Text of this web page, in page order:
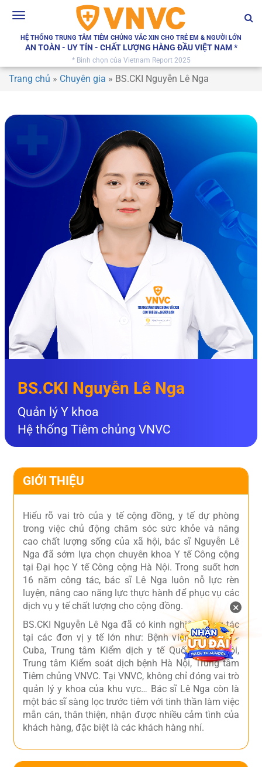
Toggle
HỆ THỐNG TRUNG TÂM TIÊM CHỦNG VẮC XIN CHO TRẺ EM & NGƯỜI LỚN
AN TOÀN - UY TÍN - CHẤT LƯỢNG HÀNG ĐẦU VIỆT NAM *
* Bình chọn của Vietnam Report 2025
Trang chủ » Chuyên gia » BS.CKI Nguyễn Lê Nga
BS.CKI Nguyễn Lê Nga
Quản lý Y khoa
Hệ thống Tiêm chủng VNVC
GIỚI THIỆU
Hiểu rõ vai trò của y tế cộng đồng, y tế dự phòng
trong việc chủ động chăm sóc sức khỏe và nâng
cao chất lượng sống của xã hội, bác sĩ Nguyễn Lê
Nga đã sớm lựa chọn chuyên khoa Y tế Công cộng
tại Đại học Y tế Công cộng Hà Nội. Trong suốt hơn
16 năm công tác, bác sĩ Lê Nga luôn nỗ lực rèn
luyện, nâng cao năng lực thực hành để phục vụ các
dịch vụ y tế chất lượng cho cộng đồng.
BS.CKI Nguyễn Lê Nga đã có kinh nghiệm công tác
tại các đơn vị y tế lớn như: Bệnh viện Việt Nam -
Cuba, Trung tâm Kiểm dịch y tế Quốc tế Hà Nội,
Trung tâm Kiểm soát dịch bệnh Hà Nội, Trung tâm
Tiêm chủng VNVC. Tại VNVC, không chỉ đóng vai trò
quản lý y khoa của khu vực… Bác sĩ Lê Nga còn là
một bác sĩ sàng lọc trước tiêm với tinh thần làm việc
mẫn cán, thân thiện, nhận được nhiều cảm tình của
khách hàng, đặc biệt là các khách hàng nhí.
×